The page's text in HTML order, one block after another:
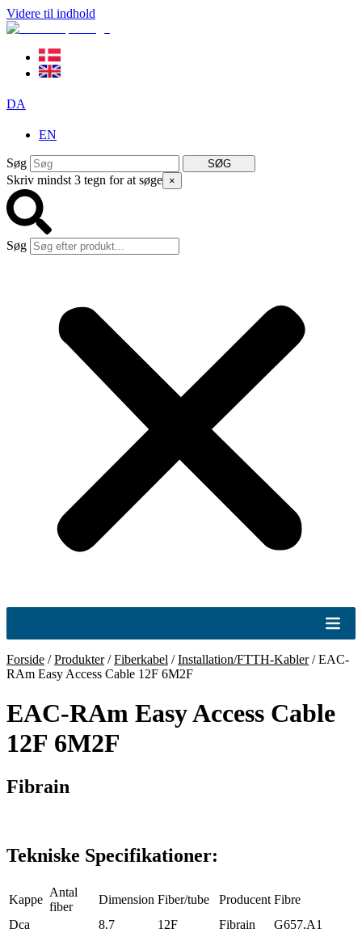
Videre til indhold
DA
EN
Søg SØG
Skriv mindst 3 tegn for at søge ×
Søg
Forside /Produkter/Fiberkabel /Installation/FTTH-Kabler/EAC-
RAm Easy Access Cable 12F 6M2F
EAC-RAm Easy Access Cable
12F 6M2F
Fibrain
Tekniske Specifikationer:
Kappe
Antal
fiber
Dimension Fiber/tube Producent Fibre
Dca
8.7 12F Fibrain G657.A1